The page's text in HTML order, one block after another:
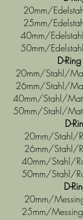
20mm/
25mm/
40mm/
50mm/
D-
20mm/Stahl/
26mm/Stahl/
40mm/Stahl/
50mm/Stahl/
D-
20mm/Stahl/
26mm/Stahl/
40mm/Stahl/
50mm/Stahl/
D-
20mm/
25mm/